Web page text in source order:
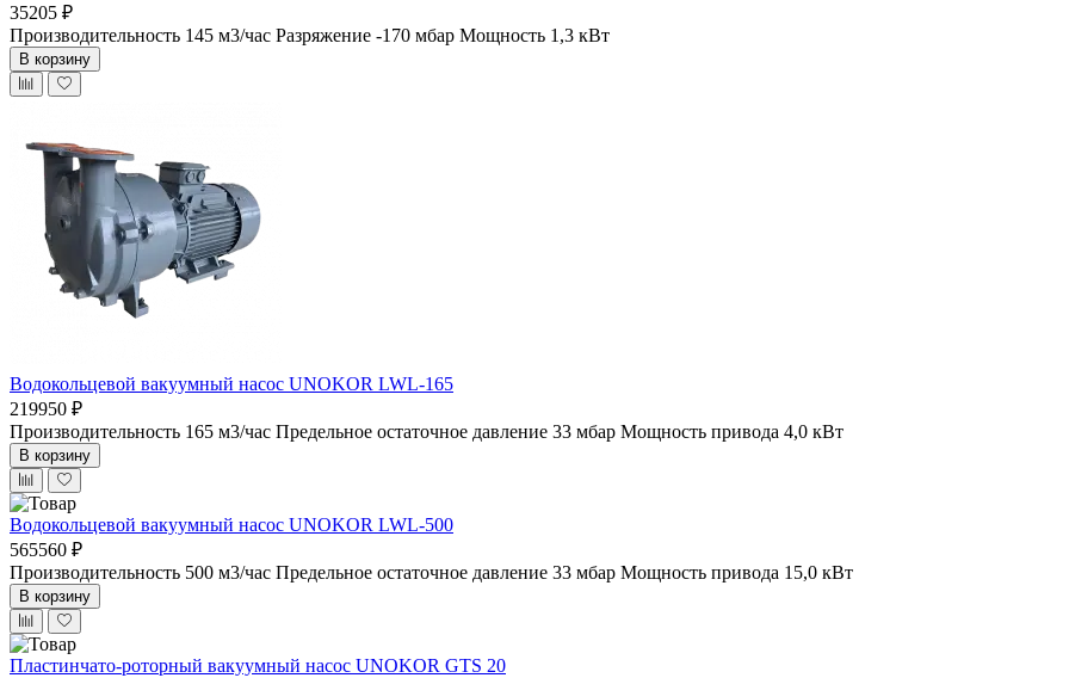
35205 ₽
Производительность 145 м3/час Разряжение -170 мбар Мощность 1,3 кВт
В корзину
Водокольцевой вакуумный насос UNOKOR LWL-165
219950 ₽
Производительность 165 м3/час Предельное остаточное давление 33 мбар Мощность привода 4,0 кВт
В корзину
Водокольцевой вакуумный насос UNOKOR LWL-500
565560 ₽
Производительность 500 м3/час Предельное остаточное давление 33 мбар Мощность привода 15,0 кВт
В корзину
Пластинчато-роторный вакуумный насос UNOKOR GTS 20